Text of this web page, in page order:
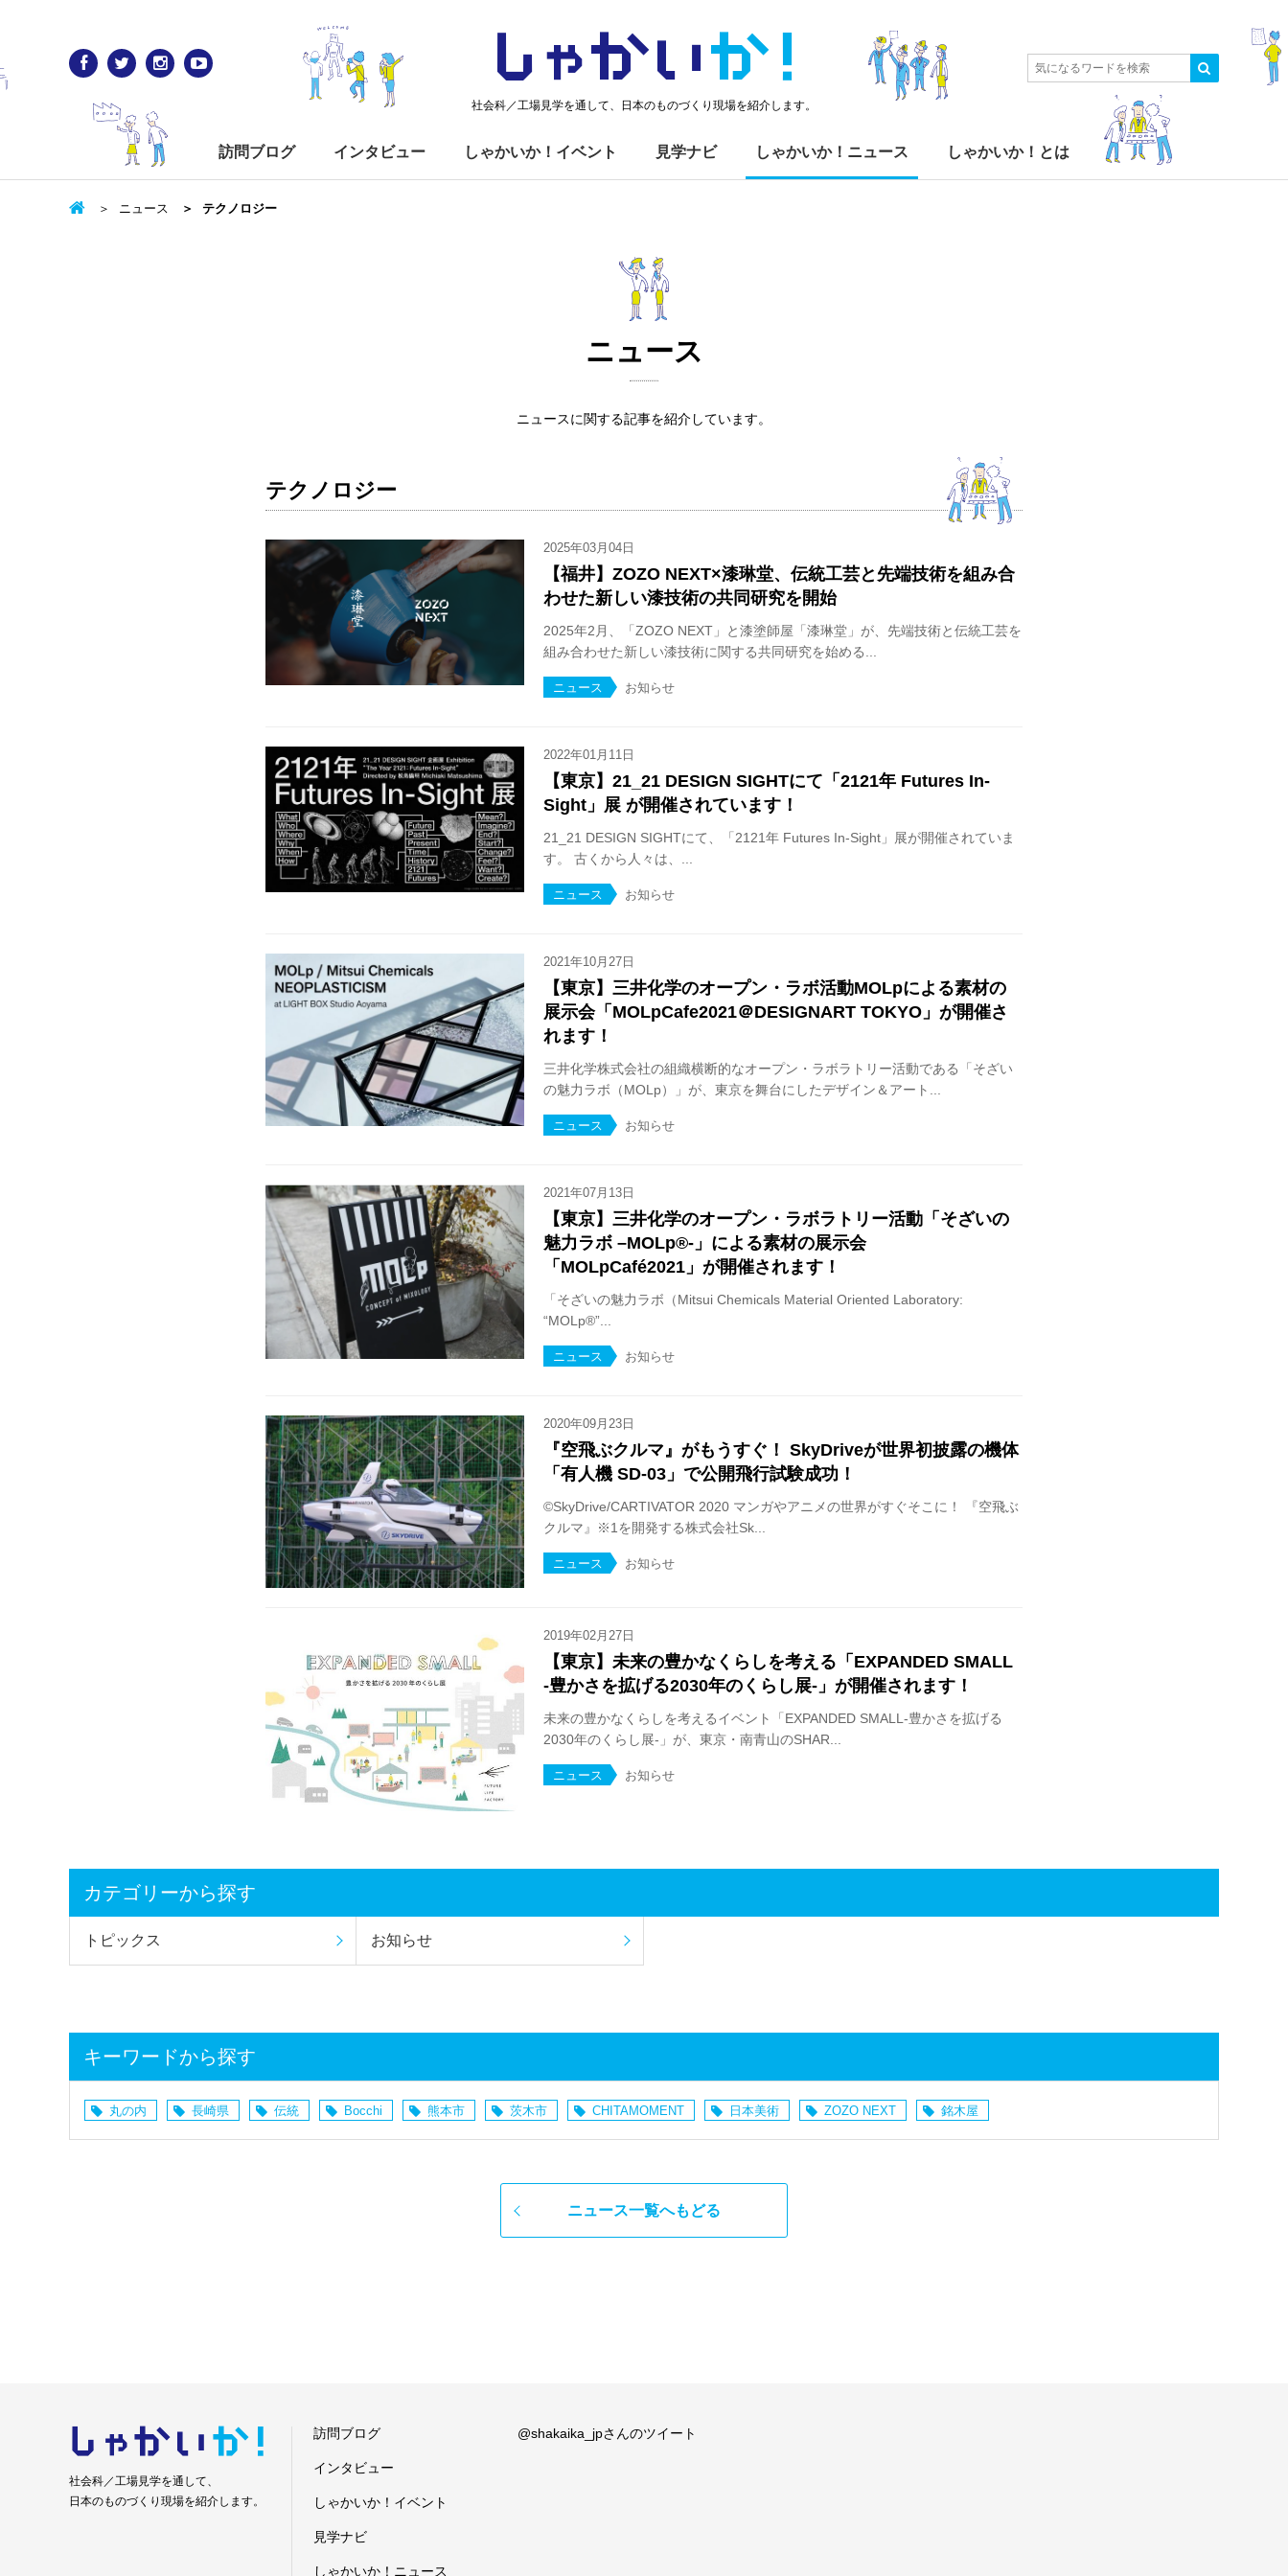
しゃかいか！
社会科／工場見学を通して、日本のものづくり現場を紹介します。
訪問ブログ インタビュー しゃかいか！イベント 見学ナビ しゃかいか！ニュース しゃかいか！とは
ニュース テクノロジー
ニュース
ニュースに関する記事を紹介しています。
テクノロジー
2025年03月04日
【福井】ZOZO NEXT×漆琳堂、伝統工芸と先端技術を組み合
わせた新しい漆技術の共同研究を開始
2025年2月、「ZOZO NEXT」と漆塗師屋「漆琳堂」が、先端技術と伝統工芸を
組み合わせた新しい漆技術に関する共同研究を始める...
ニュース お知らせ
2022年01月11日
【東京】21_21 DESIGN SIGHTにて「2121年 Futures In-
Sight」展 が開催されています！
21_21 DESIGN SIGHTにて、「2121年 Futures In-Sight」展が開催されていま
す。 古くから人々は、...
ニュース お知らせ
2021年10月27日
【東京】三井化学のオープン・ラボ活動MOLpによる素材の
展示会「MOLpCafe2021＠DESIGNART TOKYO」が開催さ
れます！
三井化学株式会社の組織横断的なオープン・ラボラトリー活動である「そざい
の魅力ラボ（MOLp）」が、東京を舞台にしたデザイン＆アート...
ニュース お知らせ
2021年07月13日
【東京】三井化学のオープン・ラボラトリー活動「そざいの
魅力ラボ –MOLp®︎-」による素材の展示会
「MOLpCafé2021」が開催されます！
「そざいの魅力ラボ（Mitsui Chemicals Material Oriented Laboratory:
“MOLp®︎”...
ニュース お知らせ
2020年09月23日
『空飛ぶクルマ』がもうすぐ！ SkyDriveが世界初披露の機体
「有人機 SD-03」で公開飛行試験成功！
©SkyDrive/CARTIVATOR 2020 マンガやアニメの世界がすぐそこに！ 『空飛ぶ
クルマ』※1を開発する株式会社Sk...
ニュース お知らせ
2019年02月27日
【東京】未来の豊かなくらしを考える「EXPANDED SMALL
-豊かさを拡げる2030年のくらし展-」が開催されます！
未来の豊かなくらしを考えるイベント「EXPANDED SMALL-豊かさを拡げる
2030年のくらし展-」が、東京・南青山のSHAR...
ニュース お知らせ
カテゴリーから探す
トピックス お知らせ
キーワードから探す
丸の内 長崎県 伝統 Bocchi 熊本市 茨木市 CHITAMOMENT 日本美術 ZOZO NEXT 銘木屋
ニュース一覧へもどる
しゃかい か！
社会科／工場見学を通して、
日本のものづくり現場を紹介します。
訪問ブログ
インタビュー
しゃかいか！イベント
見学ナビ
しゃかいか！ニュース
@shakaika_jpさんのツイート